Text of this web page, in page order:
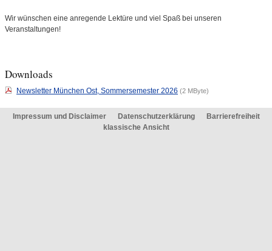
Wir wünschen eine anregende Lektüre und viel Spaß bei unseren
Veranstaltungen!
Downloads
Newsletter München Ost, Sommersemester 2026 (2 MByte)
Impressum und Disclaimer Datenschutzerklärung
Barrierefreiheit
klassische Ansicht